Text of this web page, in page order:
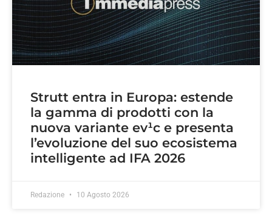
Strutt entra in Europa: estende
la gamma di prodotti con la
nuova variante ev¹c e presenta
l’evoluzione del suo ecosistema
intelligente ad IFA 2026
Redazione 10 Agosto 2026